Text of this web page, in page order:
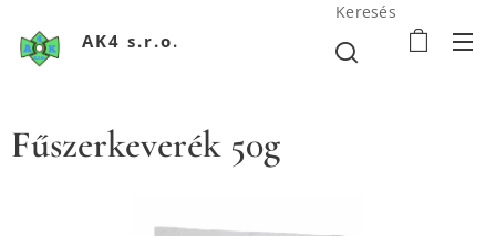
AK4 s.r.o.
Keresés
Fűszerkeverék 50g